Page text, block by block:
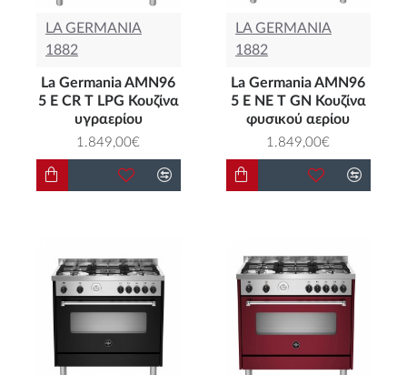
LA GERMANIA
1882
La Germania AMN96
5 E CR T LPG Κουζίνα
υγραερίου
1.849,00€
LA GERMANIA
1882
La Germania AMN96
5 E NE T GN Κουζίνα
φυσικού αερίου
1.849,00€